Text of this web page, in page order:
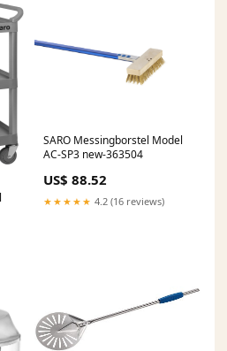
SARO Messingborstel Model
AC-SP3 new-363504
US$ 88.52
★★★★★ 4.2 (16 reviews)